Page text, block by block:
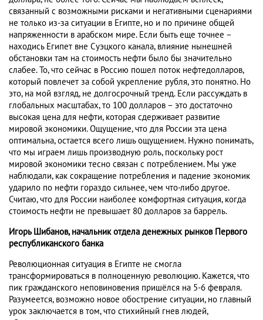
связанный с возможными рисками и негативными сценариями
не только из-за ситуации в Египте, но и по причине общей
напряженности в арабском мире. Если быть еще точнее –
находись Египет вне Суэцкого канала, влияние нынешней
обстановки там на стоимость нефти было бы значительно
слабее. То, что сейчас в Россию пошел поток нефтедолларов,
который повлечет за собой укрепление рубля, это понятно. Но
это, на мой взгляд, не долгосрочный тренд. Если рассуждать в
глобальных масштабах, то 100 долларов – это достаточно
высокая цена для нефти, которая сдерживает развитие
мировой экономики. Ощущение, что для России эта цена
оптимальна, остается всего лишь ощущением. Нужно понимать,
что мы играем лишь производную роль, поскольку рост
мировой экономики тесно связан с потреблением. Мы уже
наблюдали, как сокращение потребления и падение экономик
ударило по нефти гораздо сильнее, чем что-либо другое.
Считаю, что для России наиболее комфортная ситуация, когда
стоимость нефти не превышает 80 долларов за баррель.
Игорь Шибанов, начальник отдела денежных рынков Первого
республиканского банка
Революционная ситуация в Египте не смогла
трансформироваться в полноценную революцию. Кажется, что
пик гражданского неповиновения пришёлся на 5-6 февраля.
Разумеется, возможно новое обострение ситуации, но главный
урок заключается в том, что стихийный гнев людей,